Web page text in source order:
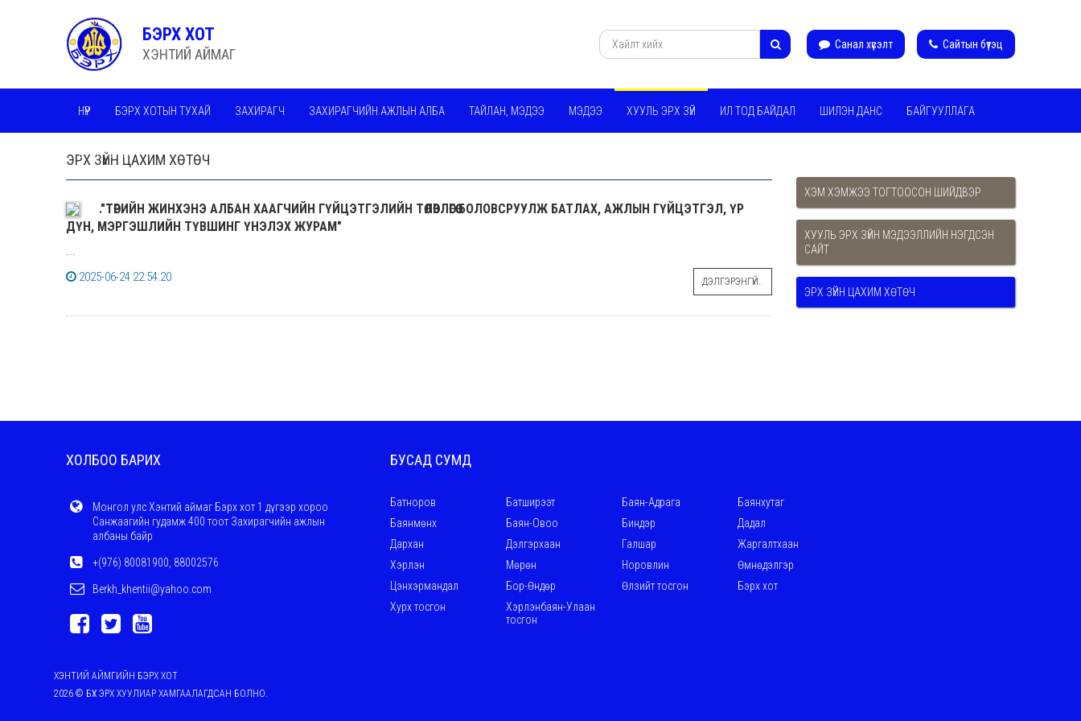
БЭРХ ХОТ
ХЭНТИЙ АЙМАГ
Санал хүсэлт Сайтын бүтэц
НҮҮР БЭРХ ХОТЫН ТУХАЙ ЗАХИРАГЧ ЗАХИРАГЧИЙН АЖЛЫН АЛБА ТАЙЛАН, МЭДЭЭ МЭДЭЭ ХУУЛЬ ЭРХ ЗҮЙ ИЛ ТОД БАЙДАЛ ШИЛЭН ДАНС БАЙГУУЛЛАГА
СТАТИСТИК
ЭРХ ЗҮЙН ЦАХИМ ХӨТӨЧ
."ТӨРИЙН ЖИНХЭНЭ АЛБАН ХААГЧИЙН ГҮЙЦЭТГЭЛИЙН ТӨЛӨВЛӨГӨӨ БОЛОВСРУУЛЖ БАТЛАХ, АЖЛЫН ГҮЙЦЭТГЭЛ, ҮР
ДҮН, МЭРГЭШЛИЙН ТҮВШИНГ ҮНЭЛЭХ ЖУРАМ"
...
2025-06-24 22:54:20
ДЭЛГЭРЭНГҮЙ..
ХЭМ ХЭМЖЭЭ ТОГТООСОН ШИЙДВЭР
ХУУЛЬ ЭРХ ЗҮЙН МЭДЭЭЛЛИЙН НЭГДСЭН
САЙТ
ЭРХ ЗҮЙН ЦАХИМ ХӨТӨЧ
ХОЛБОО БАРИХ
Монгол улс Хэнтий аймаг Бэрх хот 1 дүгээр хороо
Санжаагийн гудамж 400 тоот Захирагчийн ажлын
албаны байр
+(976) 80081900, 88002576
Berkh_khentii@yahoo.com
БУСАД СУМД
Батноров Батширээт Баян-Адрага
Баянхутаг
Баянмөнх
Баян-Овоо Биндэр
Дадал
Дархан
Дэлгэрхаан Галшар
Жаргалтхаан
Хэрлэн
Мөрөн Норовлин
Өмнөдэлгэр
Цэнхэрмандал
Бор-Өндөр Өлзийт тосгон
Бэрх хот
Хурх тосгон
Хэрлэнбаян-Улаан
тосгон
ХЭНТИЙ АЙМГИЙН БЭРХ ХОТ
2026 © БҮХ ЭРХ ХУУЛИАР ХАМГААЛАГДСАН БОЛНО.